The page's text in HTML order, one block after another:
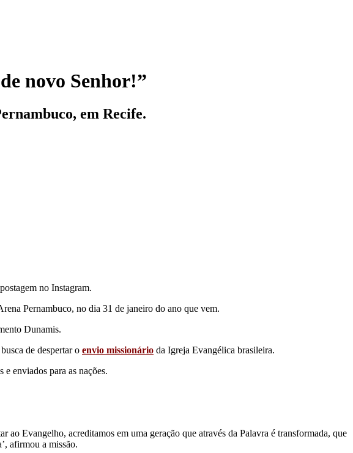
novo Senhor!”
em Recife.
no Instagram.
Pernambuco, no dia 31 de janeiro do ano que vem.
Dunamis.
de despertar o envio missionário da Igreja Evangélica brasileira.
enviados para as nações.
Evangelho, acreditamos em uma geração que através da Palavra é transformada, que
afirmou a missão.